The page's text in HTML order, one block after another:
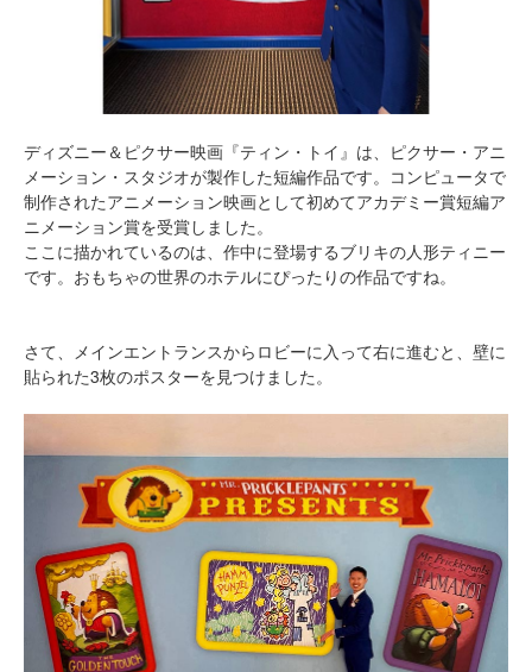
ディズニー＆ピクサー映画『ティン・トイ』は、ピクサー・アニ
メーション・スタジオが製作した短編作品です。コンピュータで
制作されたアニメーション映画として初めてアカデミー賞短編ア
ニメーション賞を受賞しました。
ここに描かれているのは、作中に登場するブリキの人形ティニー
です。おもちゃの世界のホテルにぴったりの作品ですね。
さて、メインエントランスからロビーに入って右に進むと、壁に
貼られた3枚のポスターを見つけました。